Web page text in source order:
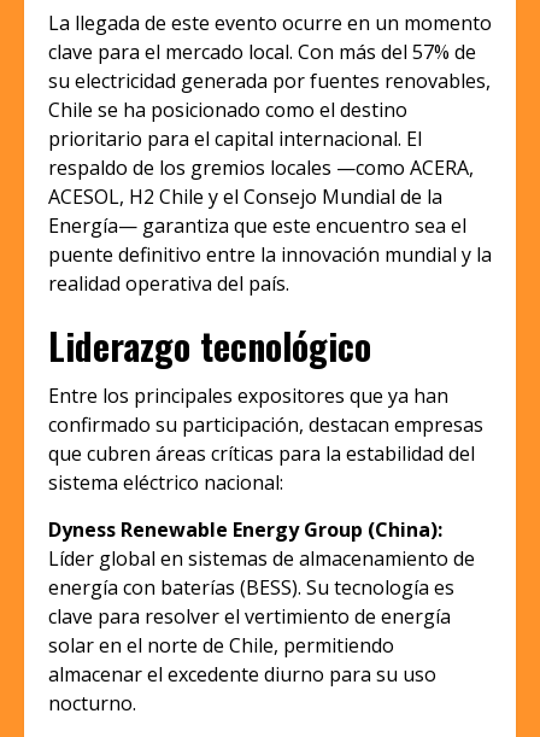
La llegada de este evento ocurre en un momento
clave para el mercado local. Con más del 57% de
su electricidad generada por fuentes renovables,
Chile se ha posicionado como el destino
prioritario para el capital internacional. El
respaldo de los gremios locales —como ACERA,
ACESOL, H2 Chile y el Consejo Mundial de la
Energía— garantiza que este encuentro sea el
puente definitivo entre la innovación mundial y la
realidad operativa del país.
Liderazgo tecnológico
Entre los principales expositores que ya han
confirmado su participación, destacan empresas
que cubren áreas críticas para la estabilidad del
sistema eléctrico nacional:
Dyness Renewable Energy Group (China):
Líder global en sistemas de almacenamiento de
energía con baterías (BESS). Su tecnología es
clave para resolver el vertimiento de energía
solar en el norte de Chile, permitiendo
almacenar el excedente diurno para su uso
nocturno.